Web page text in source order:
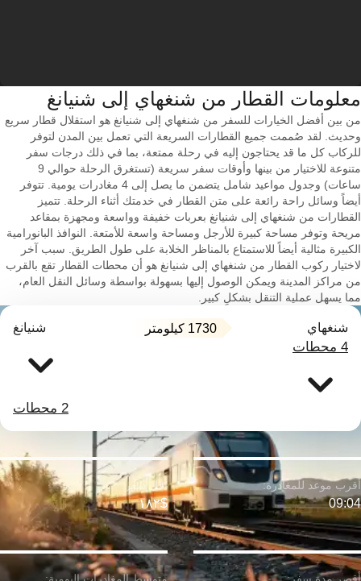
معلومات القطار من ‎شنغهاي إلى ‎شنيانغ
من بين أفضل الخيارات للسفر من شنغهاي إلى شنيانغ هو استقلال قطار سريع
وحديث. لقد صُممت جميع القطارات السريعة التي تعمل بين المدن لتوفر
للركاب كل ما قد يحتاجون إليه في رحلة ممتعة، بما في ذلك درجات سفر
متنوعة للاختيار من بينها وأوقات سفر سريعة (تستغرق الرحلة حوالي 9
ساعات) وجدول مواعيد شامل يتضمن ما يصل إلى 4 مغادرات يومية. تتوفر
أيضاً وسائل راحة رائعة على متن القطار في خدمتك أثناء الرحلة. تتميز
القطارات من شنغهاي إلى شنيانغ بعربات خفيفة وواسعة ومجهزة بمقاعد
مريحة وتوفر مساحة كبيرة للأرجل ومساحة واسعة للأمتعة. النوافذ البانورامية
الكبيرة مثالية أيضاً للاستمتاع بالمناظر الخلابة على طول الطريق. سبب آخر
لاختيار ركوب القطار من شنغهاي إلى شنيانغ هو أن محطات القطار تقع بالقرب
من مراكز المدينة ويمكن الوصول إليها بسهولة بواسطة وسائل النقل العام،
مما يسهل عملية التنقل بشكلٍ كبير.
شنغهاي 1730 كيلومتر شنيانغ
4 محطات
2 محطات
09:04 $١٨٢